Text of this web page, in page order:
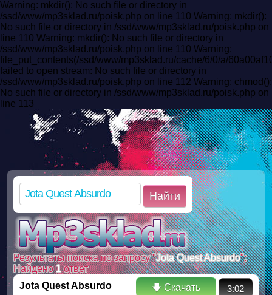
Warning: mkdir(): No such file or directory in
/ssd/www/mp3sklad.ru/poisk.php on line 110 Warning: mkdir():
No such file or directory in /ssd/www/mp3sklad.ru/poisk.php on
line 110 Warning: mkdir(): No such file or directory in
/ssd/www/mp3sklad.ru/poisk.php on line 110 Warning:
file_put_contents(/ssd/www/mp3sklad.ru/cache/6/0/a/
failed to open stream: No such file or directory in
/ssd/www/mp3sklad.ru/poisk.php on line 112 Warning: chmod():
No such file or directory in /ssd/www/mp3sklad.ru/poisk.php on
line 113
Найти
Результаты поиска по запросу "Jota Quest Absurdo":
Найдено1ответ
Jota Quest Absurdo
🡇 Скачать 3:02